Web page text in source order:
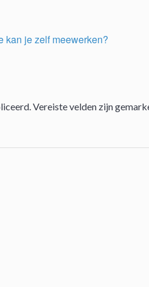
kan je zelf meewerken?
Vereiste velden zijn